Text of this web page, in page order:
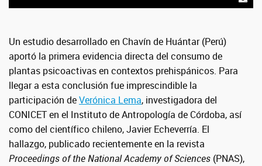
Un estudio desarrollado en Chavín de Huántar (Perú)
aportó la primera evidencia directa del consumo de
plantas psicoactivas en contextos prehispánicos. Para
llegar a esta conclusión fue imprescindible la
participación deVerónica Lema, investigadora del
CONICET en el Instituto de Antropología de Córdoba, así
como del científico chileno, Javier Echeverría. El
hallazgo, publicado recientemente en la revista
Proceedings of the National Academy of Sciences (PNAS),